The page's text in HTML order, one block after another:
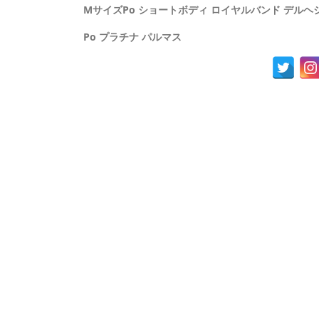
MサイズPo ショートボディ ロイヤルバンド デルヘ
Po プラチナ パルマス